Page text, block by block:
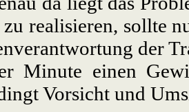
realisieren, sollte
der
Minute einen
Vorsicht und